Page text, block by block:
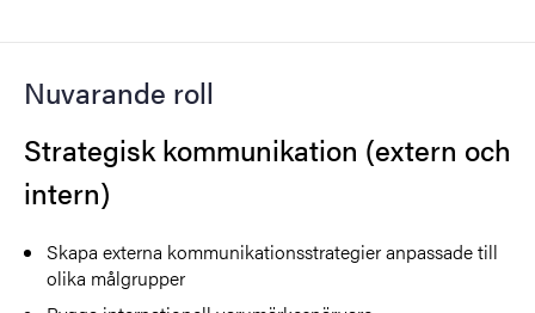
Nuvarande roll
Strategisk kommunikation (extern och
intern)
Skapa externa kommunikationsstrategier anpassade till
olika målgrupper